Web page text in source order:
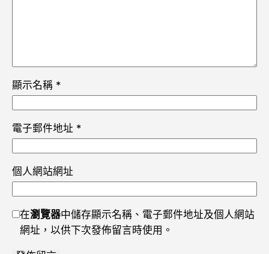
顯示名稱 *
電子郵件地址 *
個人網站網址
在瀏覽器中儲存顯示名稱、電子郵件地址及個人網站
網址，以供下次發佈留言時使用。